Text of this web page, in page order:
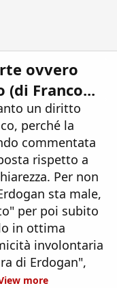
ovvero
(di Franco...
un diritto
perché la
commentata
rispetto a
Per non
sta male,
per poi subito
in ottima
involontaria
di Erdogan",
more